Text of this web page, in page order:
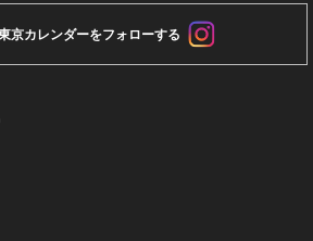
京カレンダーをフォローする